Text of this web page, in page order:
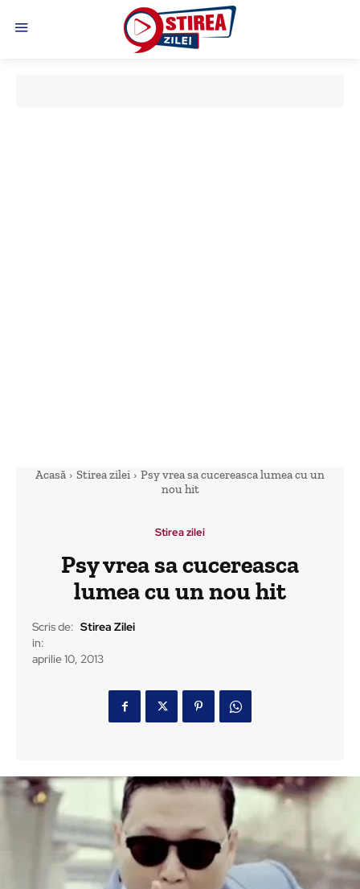
Acasă Stirea zilei
Psy vrea sa cucereasca lumea cu un
nou hit
Stirea zilei
Psy vrea sa cucereasca
lumea cu un nou hit
Scris de: Stirea Zilei
in:
aprilie 10, 2013